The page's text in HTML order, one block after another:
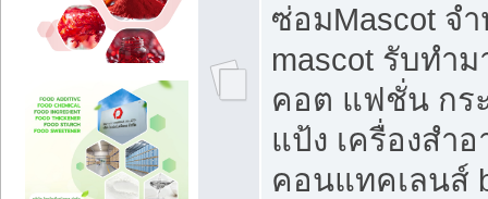
ซ่อมMascot จ
mascot รับทำ
คอต แฟชั่น กระ
แป้ง เครื่องสำ
คอนแทคเลนส์